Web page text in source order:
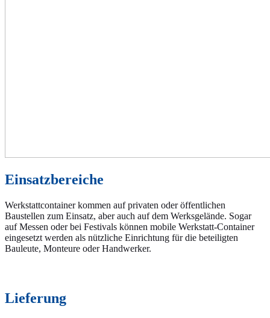
Einsatzbereiche
Werkstattcontainer kommen auf privaten oder öffentlichen
Baustellen zum Einsatz, aber auch auf dem Werksgelände. Sogar
auf Messen oder bei Festivals können mobile Werkstatt-Container
eingesetzt werden als nützliche Einrichtung für die beteiligten
Bauleute, Monteure oder Handwerker.
Lieferung